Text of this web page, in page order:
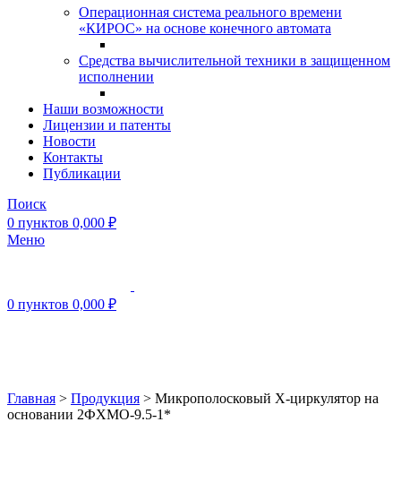
Операционная система реального времени
«КИРОС» на основе конечного автомата
Средства вычислительной техники в защищенном
исполнении
Наши возможности
Лицензии и патенты
Новости
Контакты
Публикации
Поиск
0 пунктов 0,000 ₽
Меню
0 пунктов 0,000 ₽
Главная > Продукция > Микрополосковый X-циркулятор на
основании 2ФХМО-9.5-1*